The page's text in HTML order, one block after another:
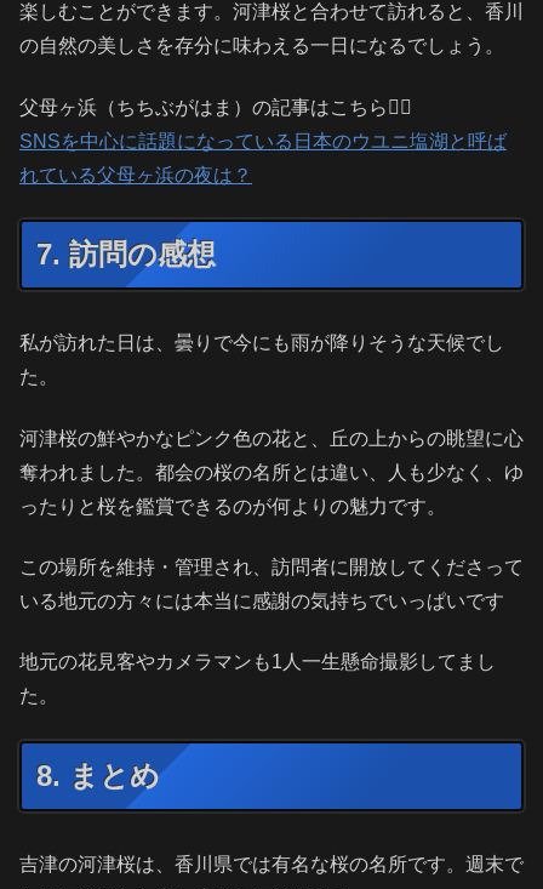
楽しむことができます。河津桜と合わせて訪れると、香川
の自然の美しさを存分に味わえる一日になるでしょう。
父母ヶ浜（ちちぶがはま）の記事はこちら💁‍♂️
SNSを中心に話題になっている日本のウユニ塩湖と呼ば
れている父母ヶ浜の夜は？
7. 訪問の感想
私が訪れた日は、曇りで今にも雨が降りそうな天候でし
た。
河津桜の鮮やかなピンク色の花と、丘の上からの眺望に心
奪われました。都会の桜の名所とは違い、人も少なく、ゆ
ったりと桜を鑑賞できるのが何よりの魅力です。
この場所を維持・管理され、訪問者に開放してくださって
いる地元の方々には本当に感謝の気持ちでいっぱいです
地元の花見客やカメラマンも1人一生懸命撮影してまし
た。
8. まとめ
吉津の河津桜は、香川県では有名な桜の名所です。週末で